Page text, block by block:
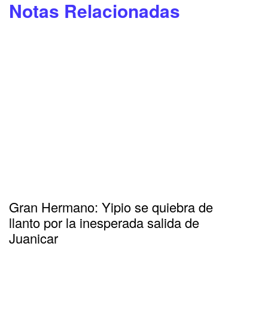
Notas Relacionadas
Gran Hermano: Yipio se quiebra de
llanto por la inesperada salida de
Juanicar